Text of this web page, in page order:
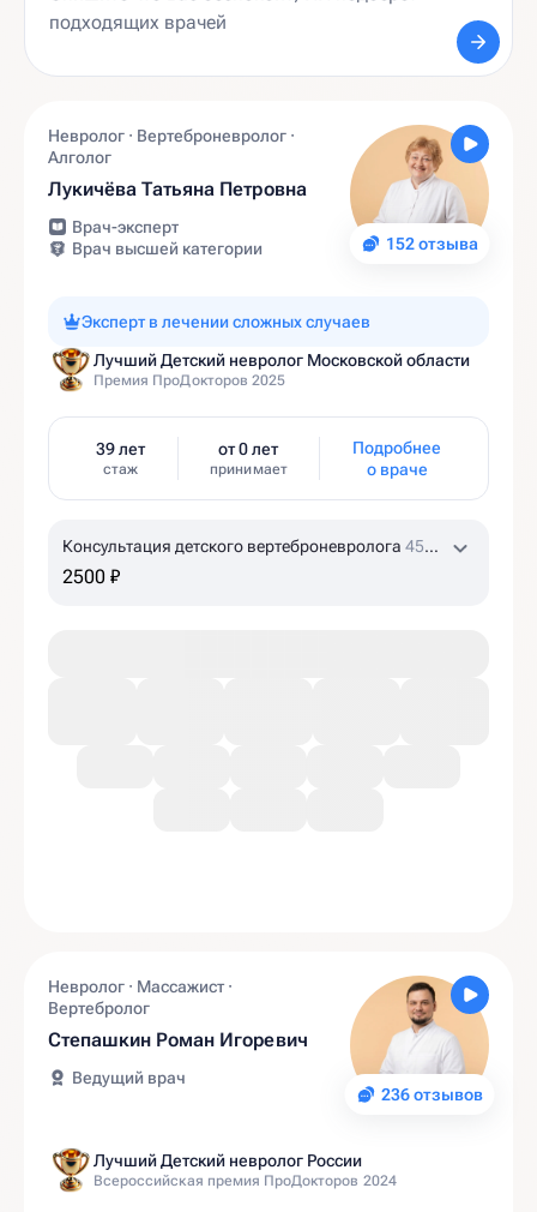
152 отзыва
Невролог · Вертеброневролог ·
Алголог
Лукичёва Татьяна Петровна
Врач-эксперт
Врач высшей категории
Эксперт в лечении сложных случаев
Лучший Детский невролог Московской области
Премия ПроДокторов 2025
39 лет
стаж
от 0 лет
принимает
Подробнее
о враче
Консультация детского вертеброневролога 45
мин
2500 ₽
236 отзывов
Невролог · Массажист ·
Вертебролог
Степашкин Роман Игоревич
Ведущий врач
Лучший Детский невролог России
Всероссийская премия ПроДокторов 2024